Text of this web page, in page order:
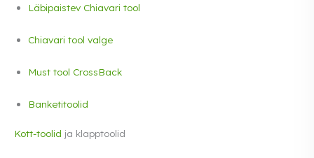
Läbipaistev Chiavari tool
Chiavari tool valge
Must tool CrossBack
Banketitoolid
Kott-toolid ja klapptoolid